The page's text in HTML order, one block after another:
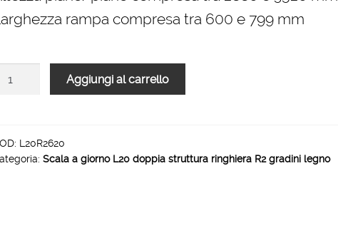
rampa compresa tra 600 e 799 mm
Aggiungi al carrello
L20R2620
Scala a giorno L20 doppia struttura ringhiera R2 gradini legno